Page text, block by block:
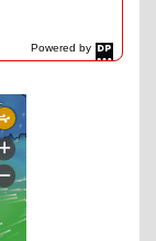
Powered by
DaysPedia.com